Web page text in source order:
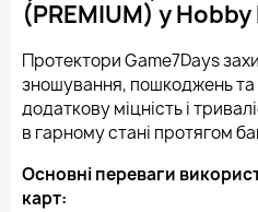
(PREMIUM) у
Протектори Game7Days
зношування, пошкоджень
додаткову міцність і
в гарному стані протягом
Основні переваги
карт: